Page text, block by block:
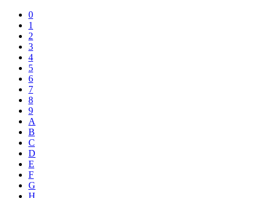
0
1
2
3
4
5
6
7
8
9
A
B
C
D
E
F
G
H